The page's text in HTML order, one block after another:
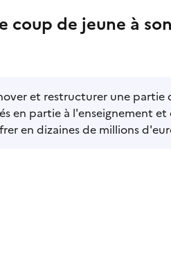
de jeune à
et restructurer une partie
en partie à l'enseignement
en dizaines de millions